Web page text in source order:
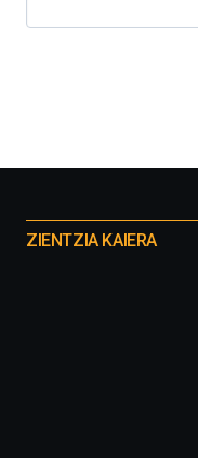
proyectos
ZIENTZIA KAIERA